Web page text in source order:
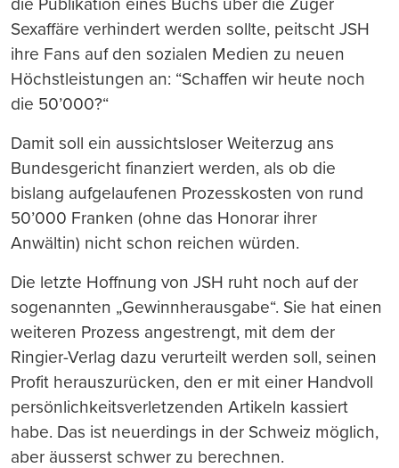
Sexaffäre verhindert werden sollte, peitscht JSH
ihre Fans auf den sozialen Medien zu neuen
Höchstleistungen an: “Schaffen wir heute noch
die 50’000?“
Damit soll ein aussichtsloser Weiterzug ans
Bundesgericht finanziert werden, als ob die
bislang aufgelaufenen Prozesskosten von rund
50’000 Franken (ohne das Honorar ihrer
Anwältin) nicht schon reichen würden.
Die letzte Hoffnung von JSH ruht noch auf der
sogenannten „Gewinnherausgabe“. Sie hat einen
weiteren Prozess angestrengt, mit dem der
Ringier-Verlag dazu verurteilt werden soll, seinen
Profit herauszurücken, den er mit einer Handvoll
persönlichkeitsverletzenden Artikeln kassiert
habe. Das ist neuerdings in der Schweiz möglich,
aber äusserst schwer zu berechnen.